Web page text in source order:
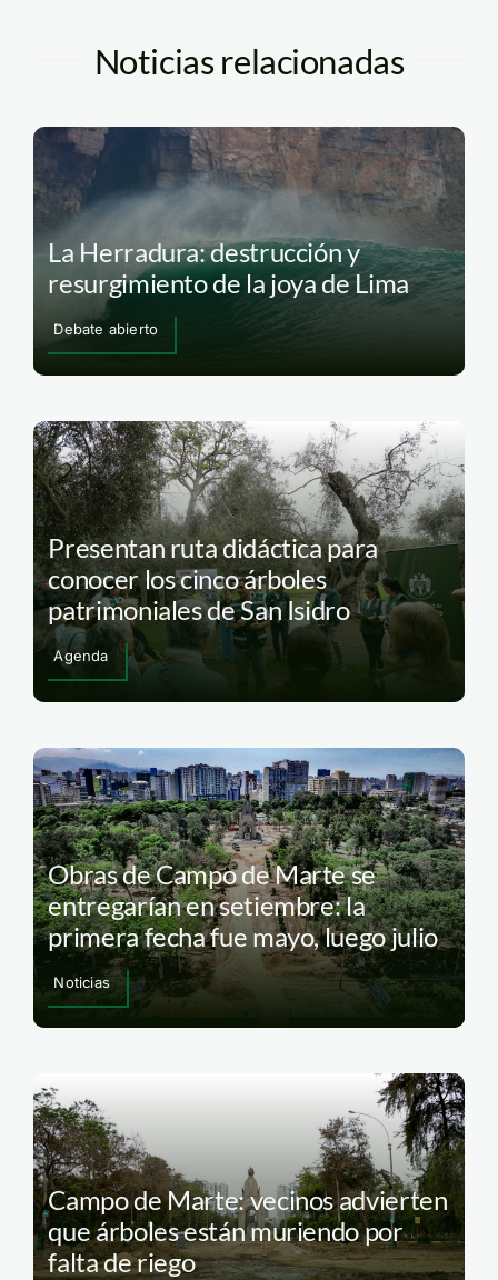
Noticias relacionadas
La Herradura: destrucción y
resurgimiento de la joya de Lima
Debate abierto
Presentan ruta didáctica para
conocer los cinco árboles
patrimoniales de San Isidro
Agenda
Obras de Campo de Marte se
entregarían en setiembre: la
primera fecha fue mayo, luego julio
Noticias
Campo de Marte: vecinos advierten
que árboles están muriendo por
falta de riego